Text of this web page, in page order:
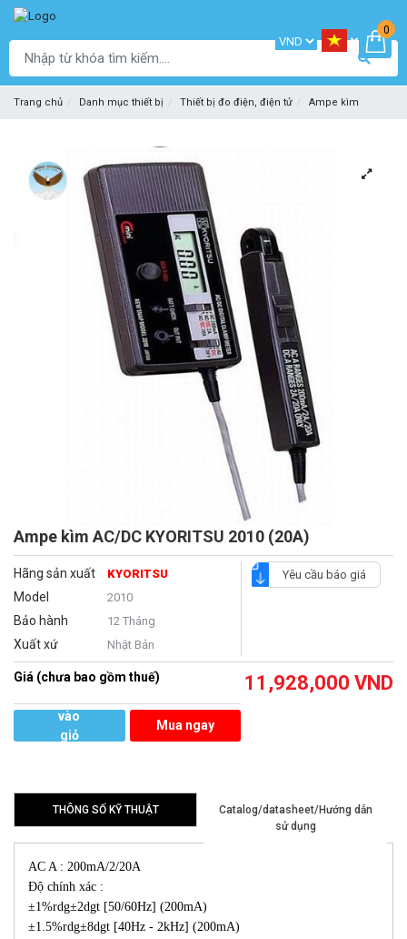
0
Trang chủ Danh mục thiết bị Thiết bị đo điện, điện tử Ampe kìm
Ampe kìm AC/DC KYORITSU 2010 (20A)
Hãng sản xuất KYORITSU
Model 2010
Bảo hành 12 Tháng
Xuất xứ Nhật Bản
Yêu cầu báo giá
Giá (chưa bao gồm thuế) 11,928,000 VND
vào
giỏ
Mua ngay
THÔNG SỐ KỸ THUẬT
Catalog/datasheet/Hướng dẫn
sử dụng
AC A : 200mA/2/20A
Độ chính xác :
±1%rdg±2dgt [50/60Hz] (200mA)
±1.5%rdg±8dgt [40Hz - 2kHz] (200mA)